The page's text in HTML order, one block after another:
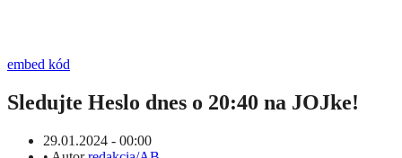
embed kód
Sledujte Heslo dnes o 20:40 na JOJke!
29.01.2024 - 00:00